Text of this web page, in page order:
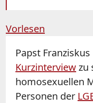
Vorlesen
Papst
Kurzinterviewzu
homosexuellen
Personen der